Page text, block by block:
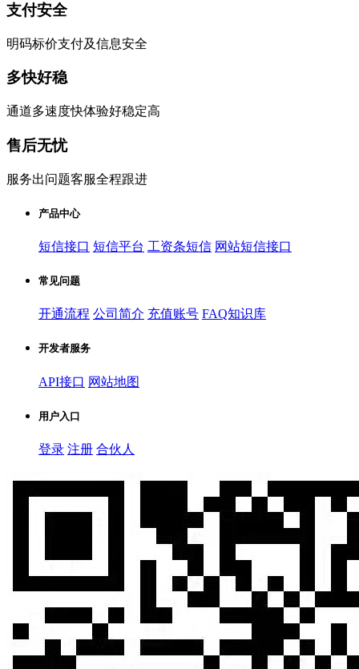
支付安全
明码标价支付及信息安全
多快好稳
通道多速度快体验好稳定高
售后无忧
服务出问题客服全程跟进
产品中心
短信接口 短信平台 工资条短信 网站短信接口
常见问题
开通流程 公司简介 充值账号 FAQ知识库
开发者服务
API接口 网站地图
用户入口
登录 注册 合伙人